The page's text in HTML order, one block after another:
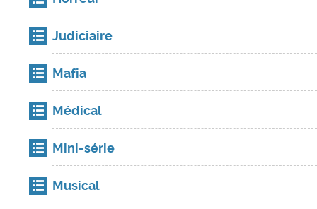
Judiciaire
Mafia
Médical
Mini-série
Musical